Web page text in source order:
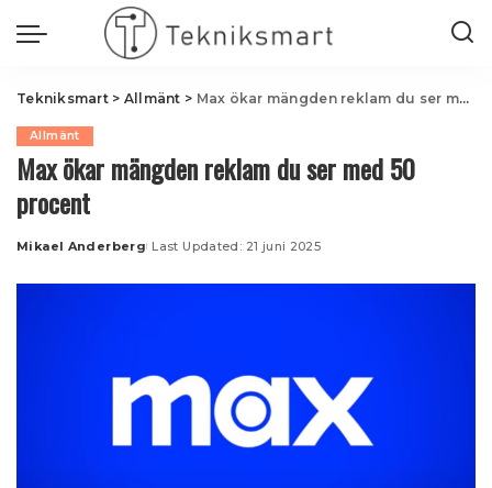
Tekniksmart> Allmänt > Max ökar mängden reklam du ser med 50 procent
Allmänt
Max ökar mängden reklam du ser med 50
procent
Posted
Mikael Anderberg Last Updated: 21 juni 2025